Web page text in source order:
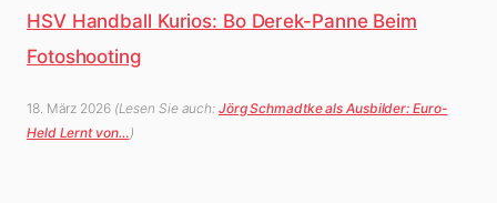
HSV Handball Kurios: Bo Derek-Panne Beim
Fotoshooting
18. März 2026 (Lesen Sie auch: Jörg Schmadtke als Ausbilder: Euro-
Held Lernt von…)